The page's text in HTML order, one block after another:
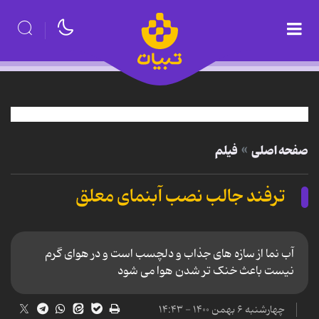
صفحه اصلی فیلم
ترفند جالب نصب آبنمای معلق
آب نما از سازه های جذاب و دلچسب است و در هوای گرم
نیست باعث خنک تر شدن هوا می شود
چهارشنبه ۶ بهمن ۱۴۰۰ - ۱۴:۴۳